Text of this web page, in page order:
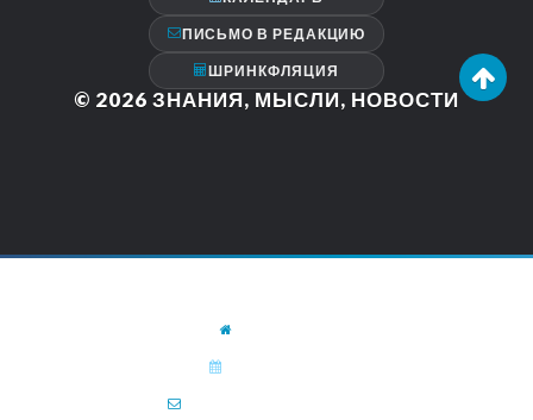
ПИСЬМО В РЕДАКЦИЮ
ШРИНКФЛЯЦИЯ
© 2026 ЗНАНИЯ, МЫСЛИ, НОВОСТИ